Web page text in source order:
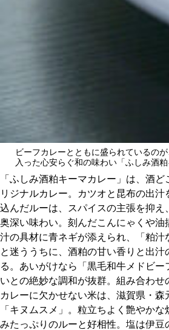
ビーフカレーとともに盛られているの
入った心安らぐ和の味わい「ふしみ酒粕
「ふしみ酒粕キーマカレー」は、酒
リジナルカレー。カツオと昆布の出汁
込んだルーは、スパイスの主張を抑え
奥深い味わい。刻んだこんにゃくや油
汁の具材に青ネギが添えられ、「粕汁
と迷ううちに、酒粕の甘い香りと出
る。あいがけなら「黒毛和牛メドビー
いとの絶妙な調和が抜群。組み合わせ
カレーに欠かせない米は、滋賀県・森
「キヌムスメ」。粒立ちよく艶やか
みたっぷりのルーと好相性。塩は伊豆